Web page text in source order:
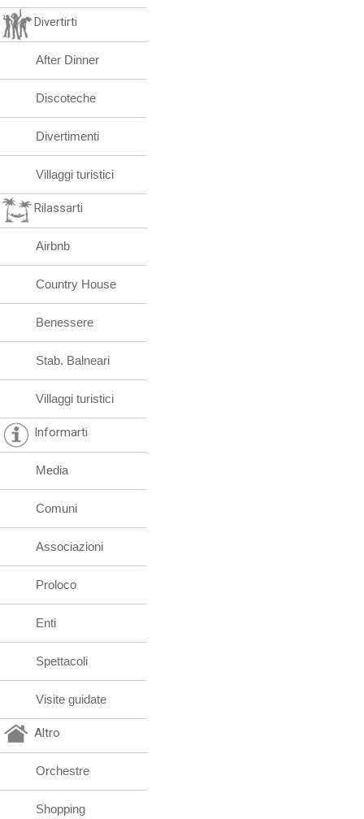
Divertirti
After Dinner
Discoteche
Divertimenti
Villaggi turistici
Rilassarti
Airbnb
Country House
Benessere
Stab. Balneari
Villaggi turistici
Informarti
Media
Comuni
Associazioni
Proloco
Enti
Spettacoli
Visite guidate
Altro
Orchestre
Shopping